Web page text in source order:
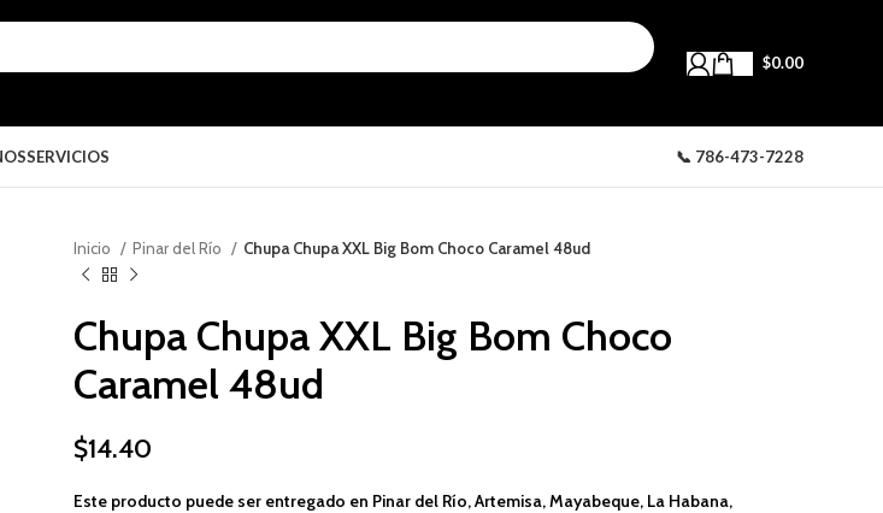
$0.00
SERVICIOS 📞 786-473-7228
Inicio Pinar del Río Chupa Chupa XXL Big Bom Choco Caramel 48ud
Chupa Chupa XXL Big Bom Choco
Caramel 48ud
$14.40
Este producto puede ser entregado en Pinar del Río, Artemisa, Mayabeque, La Habana,